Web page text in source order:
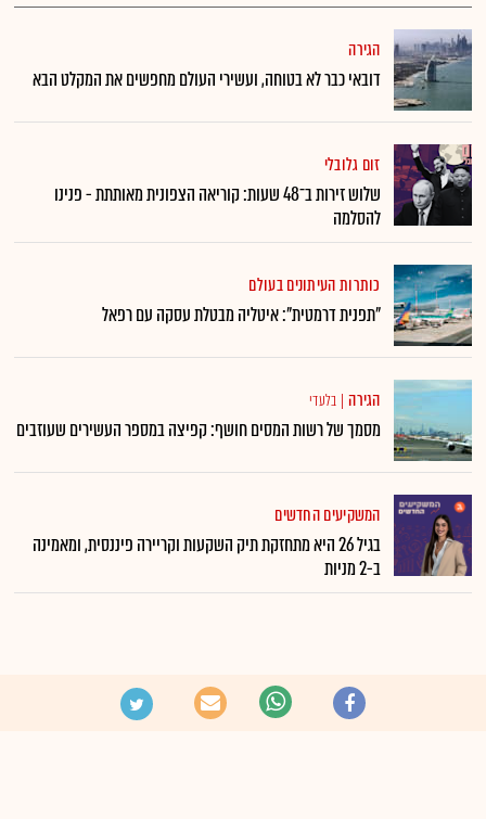
הגירה
דובאי כבר לא בטוחה, ועשירי העולם מחפשים את המקלט הבא
זום גלובלי
שלוש זירות ב־48 שעות: קוריאה הצפונית מאותתת - פנינו
להסלמה
כותרות העיתונים בעולם
"תפנית דרמטית": איטליה מבטלת עסקה עם רפאל
הגירה | בלעדי
מסמך של רשות המסים חושף: קפיצה במספר העשירים שעוזבים
המשקיעים החדשים
בגיל 26 היא מתחזקת תיק השקעות וקריירה פיננסית, ומאמינה
ב-2 מניות